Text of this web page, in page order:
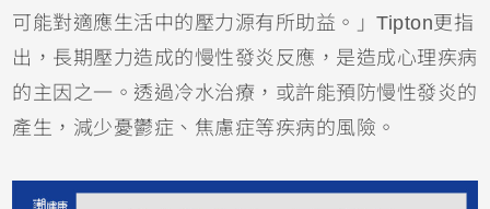
可能對適應生活中的壓力源有所助益。」Tipton更指
出，長期壓力造成的慢性發炎反應，是造成心理疾病
的主因之一。透過冷水治療，或許能預防慢性發炎的
產生，減少憂鬱症、焦慮症等疾病的風險。